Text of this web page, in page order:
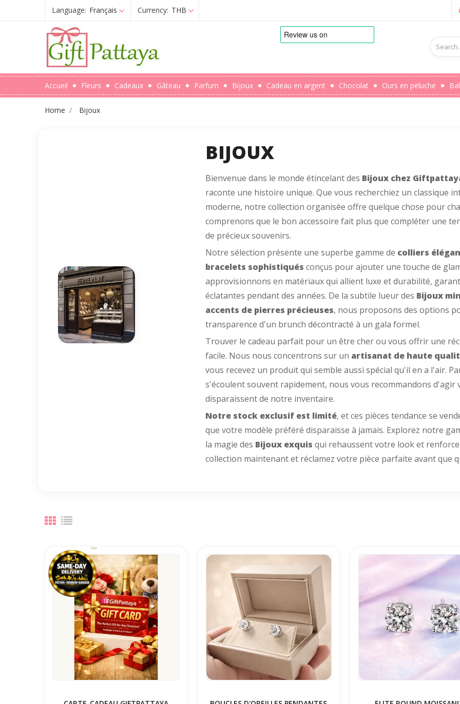
Language: Français Currency: THB
Accueil Fleurs Cadeaux Gâteau Parfum Bijoux Cadeau en argent Chocolat Ours en peluche
Home Bijoux
BIJOUX
Bienvenue dans le monde étincelant des Bijoux chez
raconte une histoire unique. Que vous recherchiez un classique
moderne, notre collection organisée offre quelque chose pour
comprenons que le bon accessoire fait plus que compléter une
de précieux souvenirs.
Notre sélection présente une superbe gamme de colliers
bracelets sophistiqués conçus pour ajouter une touche de
approvisionnons en matériaux qui allient luxe et durabilité,
éclatantes pendant des années. De la subtile lueur des Bijoux
accents de pierres précieuses, nous proposons des options
transparence d'un brunch décontracté à un gala formel.
Trouver le cadeau parfait pour un être cher ou vous offrir une
facile. Nous nous concentrons sur un artisanat de haute
vous recevez un produit qui semble aussi spécial qu'il en a l'air.
s'écoulent souvent rapidement, nous vous recommandons
disparaissent de notre inventaire.
Notre stock exclusif est limité, et ces pièces tendance se
que votre modèle préféré disparaisse à jamais. Explorez notre
la magie des Bijoux exquis qui rehaussent votre look et
collection maintenant et réclamez votre pièce parfaite avant que